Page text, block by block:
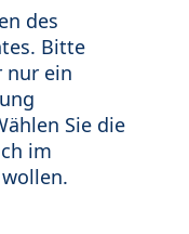
des
Bitte
nur ein
Sie die
im